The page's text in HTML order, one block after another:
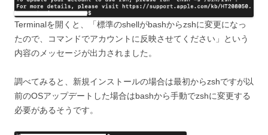
Terminalを開くと、「標準のshellがbashからzshに変更になっ
たので、コマンドでアカウントに反映させてください」という
内容のメッセージが出力されました。
調べてみると、新規インストールの場合は最初からzshですが以
前のOSアップデートした場合はbashから手動でzshに変更する
必要があるそうです。